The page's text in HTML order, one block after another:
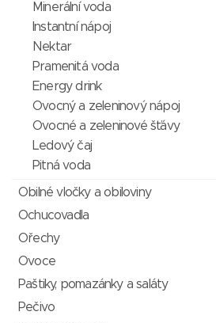
Minerální voda
Instantní nápoj
Nektar
Pramenitá voda
Energy drink
Ovocný a zeleninový nápoj
Ovocné a zeleninové šťávy
Ledový čaj
Pitná voda
Obilné vločky a obiloviny
Ochucovadla
Ořechy
Ovoce
Paštiky, pomazánky a saláty
Pečivo